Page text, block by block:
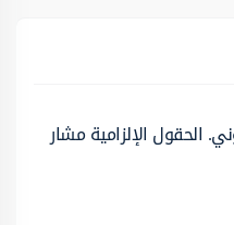
الحقول الإلزامية مشار